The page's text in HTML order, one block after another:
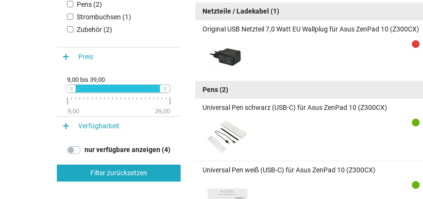
Pens (2)
Strombuchsen (1)
Zubehör (2)
Preis
9,00 bis 39,00
9,00 39,00
Verfügbarkeit
nur verfügbare anzeigen (4)
Filter zurücksetzen
Netzteile / Ladekabel (1)
Original USB Netzteil 7,0 Watt EU Wallplug für Asus ZenPad 10 (Z300CX)
Pens(2)
Universal Pen schwarz (USB-C) für Asus ZenPad 10 (Z300CX)
Universal Pen weiß (USB-C) für Asus ZenPad 10 (Z300CX)